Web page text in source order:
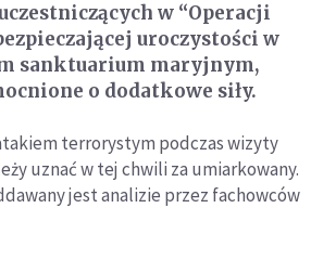
w “Operacji
uroczystości w
sanktuarium maryjnym,
o dodatkowe siły.
terrorystym podczas wizyty
uznać w tej chwili za umiarkowany.
jest analizie przez fachowców